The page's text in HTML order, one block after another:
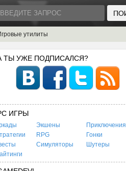
утилиты
ТЫ УЖЕ ПОДПИСАЛСЯ?
ИГРЫ
Экшены
Приключения
RPG
Гонки
Симуляторы
Шутеры